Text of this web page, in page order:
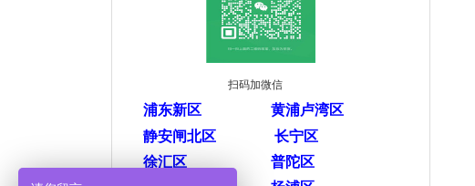
扫码加微信
浦东新区
黄浦卢湾区
静安闸北区
长宁区
徐汇区
普陀区